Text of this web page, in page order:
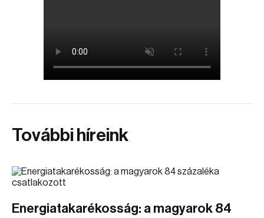
További híreink
Energiatakarékosság: a magyarok 84